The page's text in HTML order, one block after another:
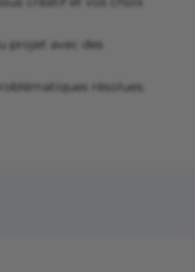
projet avec des
résolues.